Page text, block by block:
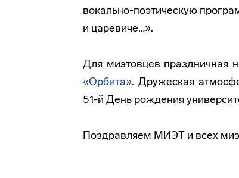
вокально-поэтическую
и царевиче…».
Для миэтовцев праздничная
«Орбита». Дружеская
51-й День рождения
Поздравляем МИЭТ и всех